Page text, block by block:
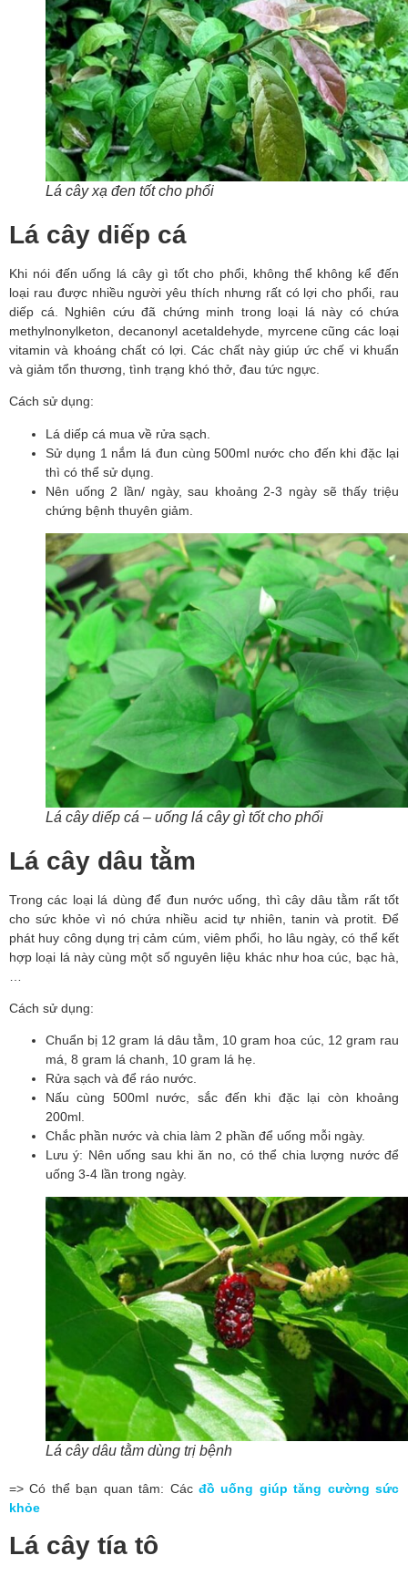
Lá cây xạ đen tốt cho phổi
Lá cây diếp cá
Khi nói đến uống lá cây gì tốt cho phổi, không thể không kể đến
loại rau được nhiều người yêu thích nhưng rất có lợi cho phổi, rau
diếp cá. Nghiên cứu đã chứng minh trong loại lá này có chứa
methylnonylketon, decanonyl acetaldehyde, myrcene cũng các loại
vitamin và khoáng chất có lợi. Các chất này giúp ức chế vi khuẩn
và giảm tổn thương, tình trạng khó thở, đau tức ngực.
Cách sử dụng:
Lá diếp cá mua về rửa sạch.
Sử dụng 1 nắm lá đun cùng 500ml nước cho đến khi đặc lại
thì có thể sử dụng.
Nên uống 2 lần/ ngày, sau khoảng 2-3 ngày sẽ thấy triệu
chứng bệnh thuyên giảm.
Lá cây diếp cá – uống lá cây gì tốt cho phổi
Lá cây dâu tằm
Trong các loại lá dùng để đun nước uống, thì cây dâu tằm rất tốt
cho sức khỏe vì nó chứa nhiều acid tự nhiên, tanin và protit. Để
phát huy công dụng trị cảm cúm, viêm phổi, ho lâu ngày, có thể kết
hợp loại lá này cùng một số nguyên liệu khác như hoa cúc, bạc hà,
Cách sử dụng:
Chuẩn bị 12 gram lá dâu tằm, 10 gram hoa cúc, 12 gram rau
má, 8 gram lá chanh, 10 gram lá hẹ.
Rửa sạch và để ráo nước.
Nấu cùng 500ml nước, sắc đến khi đặc lại còn khoảng
200ml.
Chắc phần nước và chia làm 2 phần để uống mỗi ngày.
Lưu ý: Nên uống sau khi ăn no, có thể chia lượng nước để
uống 3-4 lần trong ngày.
Lá cây dâu tằm dùng trị bệnh
=> Có thể bạn quan tâm: Các đồ uống giúp tăng cường sức
khỏe
Lá cây tía tô